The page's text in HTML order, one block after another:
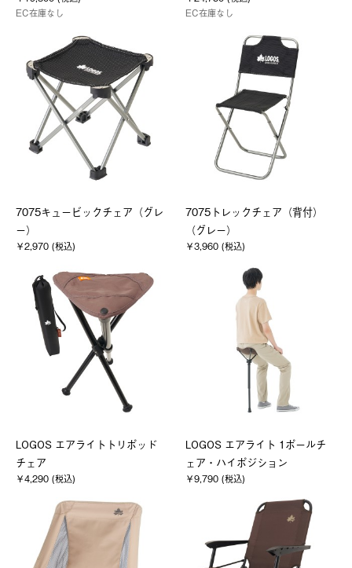
EC在庫なし
EC在庫なし
7075キュービックチェア（グレ
ー）
￥2,970 (税込)
7075トレックチェア（背付）
（グレー）
￥3,960 (税込)
LOGOS エアライトトリポッド
チェア
￥4,290 (税込)
LOGOS エアライト 1ポールチ
ェア・ハイポジション
￥9,790 (税込)